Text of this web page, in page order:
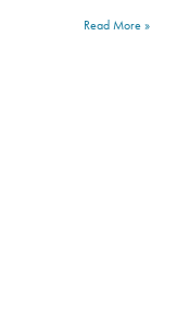
Read More »